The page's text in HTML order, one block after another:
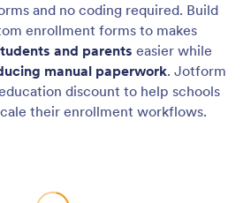
and no coding required. Build
enrollment forms to makes
and parents easier while
manual paperwork. Jotform
discount to help schools
their enrollment workflows.